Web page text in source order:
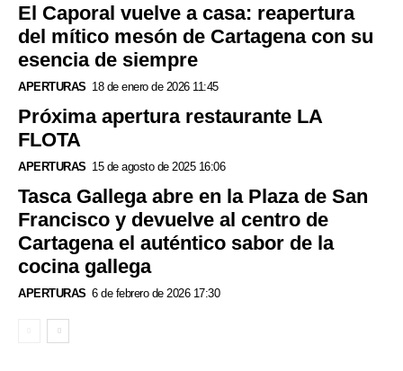
El Caporal vuelve a casa: reapertura
del mítico mesón de Cartagena con su
esencia de siempre
APERTURAS 18 de enero de 2026 11:45
Próxima apertura restaurante LA
FLOTA
APERTURAS 15 de agosto de 2025 16:06
Tasca Gallega abre en la Plaza de San
Francisco y devuelve al centro de
Cartagena el auténtico sabor de la
cocina gallega
APERTURAS 6 de febrero de 2026 17:30